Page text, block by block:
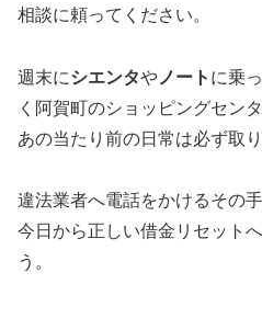
相談に頼ってください。
週末にシエンタや ノート に乗
く阿賀町のショッピングセン
あの当たり前の日常は必ず取り
違法業者へ電話をかけるその
今日から正しい借金リセット
う。